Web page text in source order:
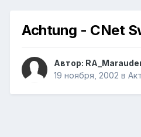
Achtung - CNet
Автор:
19 ноября, 2002 в